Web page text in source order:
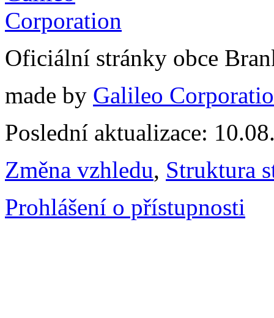
Oficiální stránky obce
made by Galileo
Poslední aktualizace:
Změna vzhledu, Struktura
Prohlášení o přístupnosti